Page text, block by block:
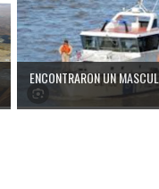
ENCONTRARON UN